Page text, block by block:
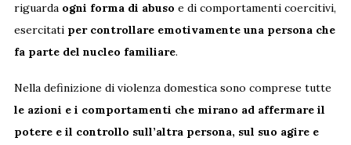
riguarda ogni forma di abuso e di comportamenti coercitivi,
esercitatiper controllare emotivamente una persona che
fa parte del nucleo familiare.
Nella definizione di violenza domestica sono comprese tutte
le azioni e i comportamenti che mirano ad affermare il
potere e il controllo sull’altra persona, sul suo agire e